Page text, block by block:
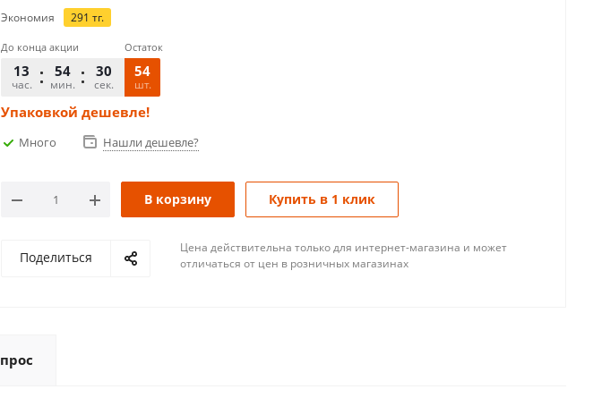
Экономия 291 тг.
До конца акции
13
час.
54
мин.
29
сек.
Остаток
54
шт.
Упаковкой дешевле!
Много Нашли дешевле?
В корзину Купить в 1 клик
Поделиться
Цена действительна только для интернет-магазина и может
отличаться от цен в розничных магазинах